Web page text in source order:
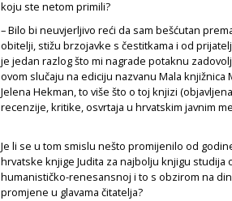
koju ste netom primili?
– Bilo bi neuvjerljivo reći da sam bešćutan
obitelji, stižu brzojavke s čestitkama i od
je jedan razlog što mi nagrade potaknu
ovom slučaju na ediciju nazvanu Mala
Jelena Hekman, to više što o toj knjizi
recenzije, kritike, osvrtaja u hrvatskim javnim
Je li se u tom smislu nešto promijenilo od
hrvatske knjige Judita za najbolju knjigu
humanističko-renesansnoj i to s obzirom na
promjene u glavama čitatelja?